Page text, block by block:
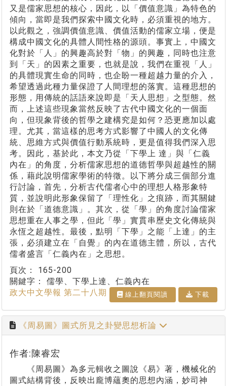
又是儒家思想的核心，因此，以「價值意識」為特色的
傾向，當即是我們探索中國文化時，必須重視的地方。
以此觀之，強調價值意識、價值活動的儒家立場，便是
構成中國文化的具體人間性格的源頭。事實上，中國文
化對於「人」的興趣高於對「物」的興趣，同時也注意
到「天」的因素之重要，也就是說，我們在重視「人」
的具體現實生命的同時，也企盼一種超越力量的介入，
希望透過此種力量保證了人間理想的落實。這種思想的
形態，用傳統的話語來說即是「天人思想」之型態。然
而，上述這些現象當然反映了古代中國文化的一個面
向，但現象背後的哲學之建構究是如何？恐更應加以處
理。尤其，當這樣的思考方式影響了中國人的文化傳
統、思維方式與價值行動系統時，更是值得我們深入思
考。因此，基於此，本文乃從「下學上 達」與「仁義
內在」的角度，分析儒家思想的道德哲學與超越性的關
係，藉此說明儒家學術的特徵。以下將分成三個部分進
行討論，首先，分析古代儒者心中的理想人格形象特
質，並說明此形象保留了「理性化」之痕跡，而其關鍵
則在於「道德意識」。其次，從「學」的角度討論儒家
思想重在人事之學，但此「學」實貫串歷史文化傳統與
永恆之超越性。最後，點明「下學」之能「上達」的主
張，必須建立在「自覺」的內在道德主體，所以，古代
儒者盛言「仁義內在」之思想。
頁次： 165-200
關鍵字： 儒學、下學上達、仁義內在
政大中文學報 第二十八期
線上翻⾴閱讀 下載
《周易圖》圖式所見之卦變思想析論
作者:陳睿宏
《周易圖》為多元輯收之圖說《易》著，機械化的
圖式結構背後，反映出龐博蘊奧的思想內涵，妙司神